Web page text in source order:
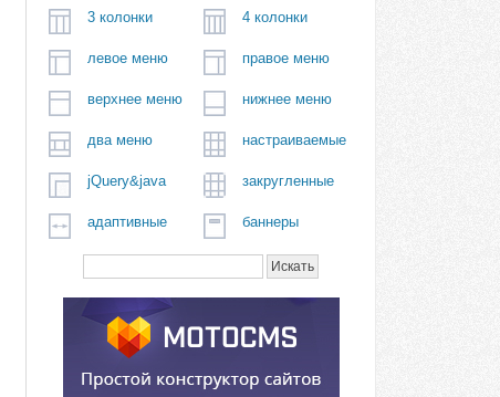
3 колонки 4 колонки
левое меню правое меню
верхнее меню нижнее меню
два меню настраиваемые
jQuery&java закругленные
адаптивные баннеры